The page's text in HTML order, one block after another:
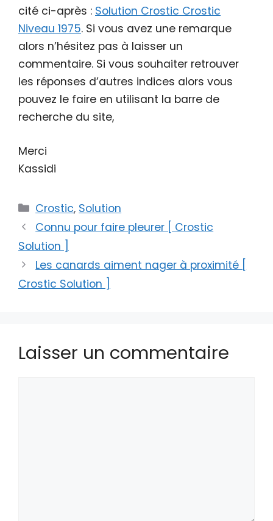
cité ci-après : Solution Crostic Crostic
Niveau 1975. Si vous avez une remarque
alors n’hésitez pas à laisser un
commentaire. Si vous souhaiter retrouver
les réponses d’autres indices alors vous
pouvez le faire en utilisant la barre de
recherche du site,
Merci
Kassidi
Catégories
Crostic, Solution
Connu pour faire pleurer [ Crostic
Solution ]
Les canards aiment nager à proximité [
Crostic Solution ]
Laisser un commentaire